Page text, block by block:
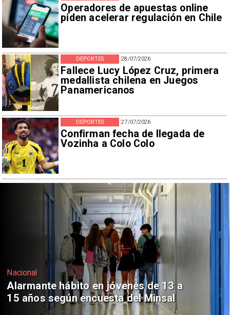
Operadores de apuestas online
piden acelerar regulación en Chile
28/07/2026
Fallece Lucy López Cruz, primera
medallista chilena en Juegos
Panamericanos
DEPORTES
27/07/2026
Confirman fecha de llegada de
Vozinha a Colo Colo
DEPORTES
Regiones
Aprueban creación del Parque
Sebastián Piñera con inversión de $4
mil millones